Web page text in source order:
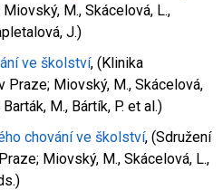
M., Skácelová, L.,
J.)
ve školství, (Klinika
Praze; Miovský, M., Skácelová,
M., Bártík, P. et al.)
chování ve školství, (Sdružení
Miovský, M., Skácelová, L.,